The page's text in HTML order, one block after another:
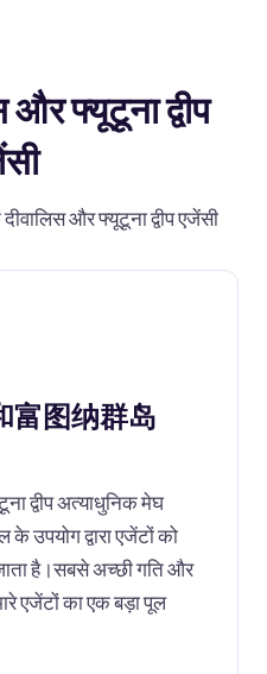
और फ्यूटूना द्वीप
और फ्यूटूना द्वीप एजेंसी
富图纳群岛
द्वीप अत्याधुनिक मेघ
उपयोग द्वारा एजेंटों को
है।सबसे अच्छी गति और
एजेंटों का एक बड़ा पूल